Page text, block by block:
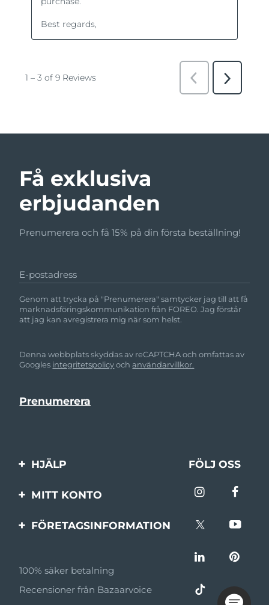
Få exklusiva
erbjudanden
Prenumerera och få 15% på din första beställning!
E-postadress
Genom att trycka på "Prenumerera" samtycker jag till att få
marknadsföringskommunikation från FOREO. Jag förstår
att jag kan avregistrera mig när som helst.
Denna webbplats skyddas av reCAPTCHA och omfattas av
Googles integritetspolicyochanvändarvillkor.
HJÄLP
Kontakta oss
FÖLJ OSS
MITT KONTO
Produktregistrering
FÖRETAGSINFORMATION
Affiliateprogram
Affiliate-nyheter
100% säker betalning
Recensioner från Bazaarvoice